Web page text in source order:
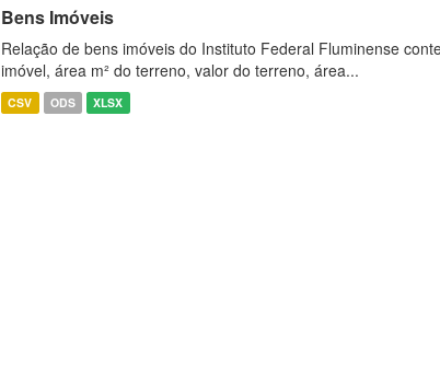
Bens Imóveis
Relação de bens imóveis do Instituto Federal Fluminense
imóvel, área m² do terreno, valor do terreno, área...
CSV ODS XLSX